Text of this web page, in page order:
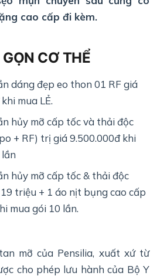
cao cấp đi kèm.
CƠ THỂ
dáng đẹp eo thon 01 RF giá
mua LẺ.
hủy mỡ cấp tốc và thải độc
+ RF) trị giá 9.500.000đ khi
hủy mỡ cấp tốc & thải độc
triệu + 1 áo nịt bụng cao cấp
mua gói 10 lần.
mỡ của Pensilia, xuất xứ từ
cho phép lưu hành của Bộ Y